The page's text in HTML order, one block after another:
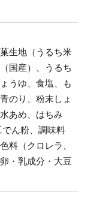
生地（うるち米
国産）、うるち
うゆ、食塩、も
のり、粉末しょ
あめ、はちみ
ん粉、調味料
料（クロレラ、
・乳成分・大豆